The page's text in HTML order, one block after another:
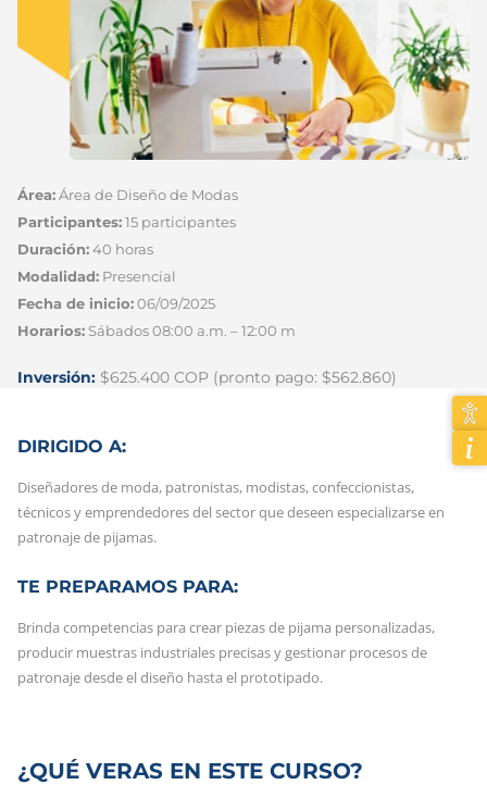
Área:Área de Diseño de Modas
Participantes:15 participantes
Duración:40 horas
Modalidad: Presencial
Fecha de inicio:06/09/2025
Horarios: Sábados 08:00 a.m. – 12:00 m
Inversión: $625.400 COP (pronto pago: $562.860)
DIRIGIDO A:
Diseñadores de moda, patronistas, modistas, confeccionistas,
técnicos y emprendedores del sector que deseen especializarse en
patronaje de pijamas.
TE PREPARAMOS PARA:
Brinda competencias para crear piezas de pijama personalizadas,
producir muestras industriales precisas y gestionar procesos de
patronaje desde el diseño hasta el prototipado.
¿QUÉ VERAS EN ESTE CURSO?